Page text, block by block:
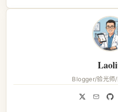
Blogger/验光师